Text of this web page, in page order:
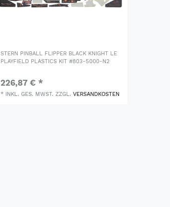
STERN PINBALL FLIPPER BLACK KNIGHT LE
PLAYFIELD PLASTICS KIT #803-5000-N2
226,87 € *
* INKL. GES. MWST. ZZGL.VERSANDKOSTEN